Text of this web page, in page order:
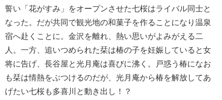
誓い「花がすみ」をオープンさせた七桜はライバル同士と
なった。だが共同で観光地の和菓子を作ることになり温泉
宿へ赴くことに。金沢を離れ、熱い思いがよみがえる二
人。一方、追いつめられた栞は椿の子を妊娠していると女
将に告げ、長谷屋と光月庵は喜びに沸く。戸惑う椿になお
も栞は情熱をぶつけるのだが、光月庵から椿を解放してあ
げたい七桜も多喜川と動き出し！？